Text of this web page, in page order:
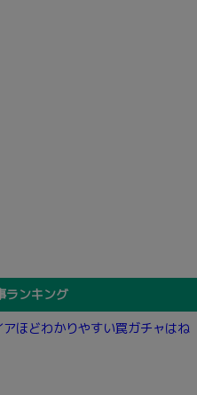
ランキング
アほどわかりやすい罠ガチャはね